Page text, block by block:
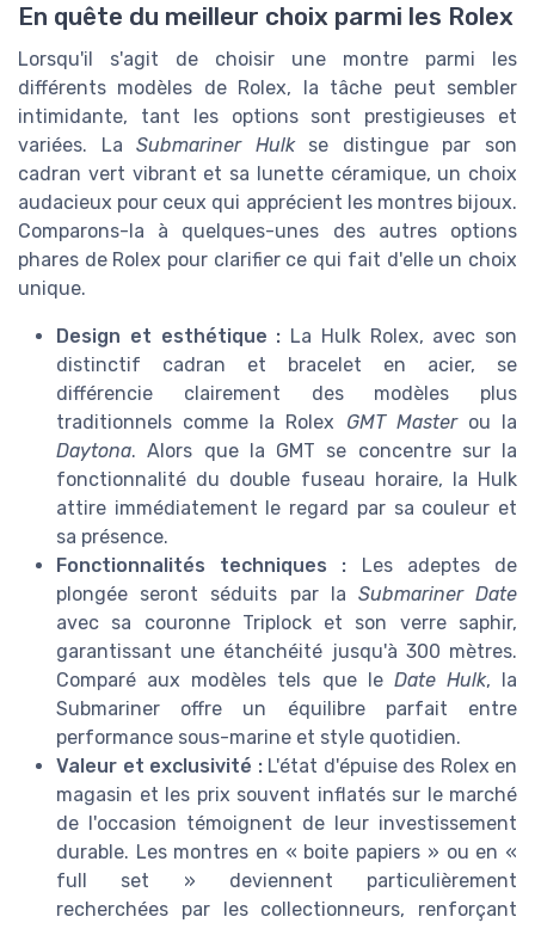
En quête du meilleur choix parmi les Rolex
Lorsqu'il s'agit de choisir une montre parmi les
différents modèles de Rolex, la tâche peut sembler
intimidante, tant les options sont prestigieuses et
variées. LaSubmariner Hulkse distingue par son
cadran vert vibrant et sa lunette céramique, un choix
audacieux pour ceux qui apprécient les montres bijoux.
Comparons-la à quelques-unes des autres options
phares de Rolex pour clarifier ce qui fait d'elle un choix
unique.
Design et esthétique : La Hulk Rolex, avec son
distinctif cadran et bracelet en acier, se
différencie clairement des modèles plus
traditionnels comme la Rolex GMT Masterou la
Daytona. Alors que la GMT se concentre sur la
fonctionnalité du double fuseau horaire, la Hulk
attire immédiatement le regard par sa couleur et
sa présence.
Fonctionnalités techniques : Les adeptes de
plongée seront séduits par la Submariner Date
avec sa couronne Triplock et son verre saphir,
garantissant une étanchéité jusqu'à 300 mètres.
Comparé aux modèles tels que le Date Hulk, la
Submariner offre un équilibre parfait entre
performance sous-marine et style quotidien.
Valeur et exclusivité :L'état d'épuise des Rolex en
magasin et les prix souvent inflatés sur le marché
de l'occasion témoignent de leur investissement
durable. Les montres en « boite papiers » ou en «
full set » deviennent particulièrement
recherchées par les collectionneurs, renforçant